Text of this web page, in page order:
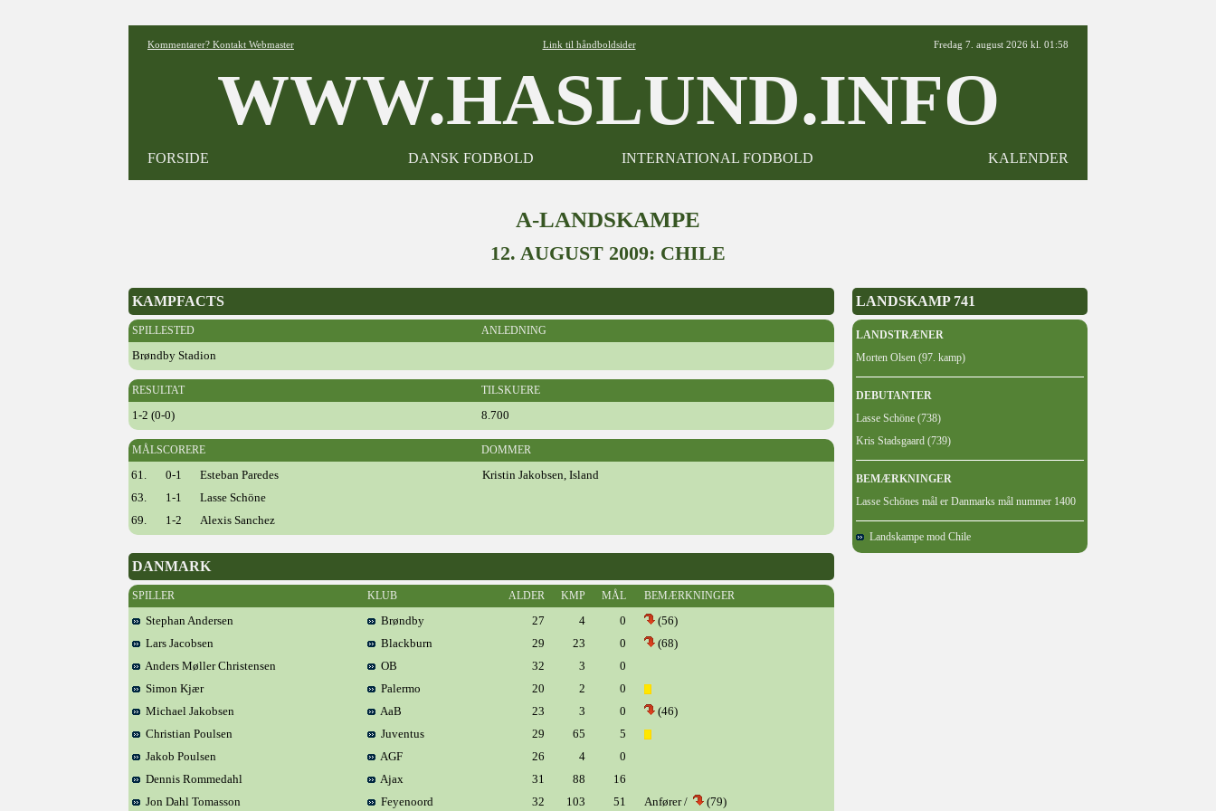
Kommentarer? Kontakt Webmaster Link til håndboldsider Fredag 7. august 2026 kl. 01:58
WWW.HASLUND.INFO
FORSIDE DANSK FODBOLD INTERNATIONAL FODBOLD KALENDER
A-LANDSKAMPE
12. AUGUST 2009: CHILE
KAMPFACTS
SPILLESTED ANLEDNING
Brøndby Stadion
RESULTAT TILSKUERE
1-2 (0-0) 8.700
MÅLSCORERE DOMMER
61. 0-1 Esteban Paredes
Kristin Jakobsen, Island
63.
1-1
Lasse Schöne
69.
1-2 Alexis Sanchez
DANMARK
SPILLER KLUB ALDER KMP MÅL BEMÆRKNINGER
Stephan Andersen Brøndby 27 4 0
(56)
Lars Jacobsen
Blackburn 29 23 0
(68)
Anders Møller Christensen
OB 32 3
0
Simon Kjær
Palermo 20 2
0
Michael Jakobsen
AaB 23 3 0
(46)
Christian Poulsen
Juventus 29 65
5
Jakob Poulsen
AGF 26 4
0
Dennis Rommedahl
Ajax 31 88
16
Jon Dahl Tomasson
Feyenoord 32 103 51 Anfører / (79)
LANDSKAMP 741
LANDSTRÆNER
Morten Olsen (97. kamp)
DEBUTANTER
Lasse Schöne (738)
Kris Stadsgaard (739)
BEMÆRKNINGER
Lasse Schönes mål er Danmarks mål nummer 1400
Landskampe mod Chile